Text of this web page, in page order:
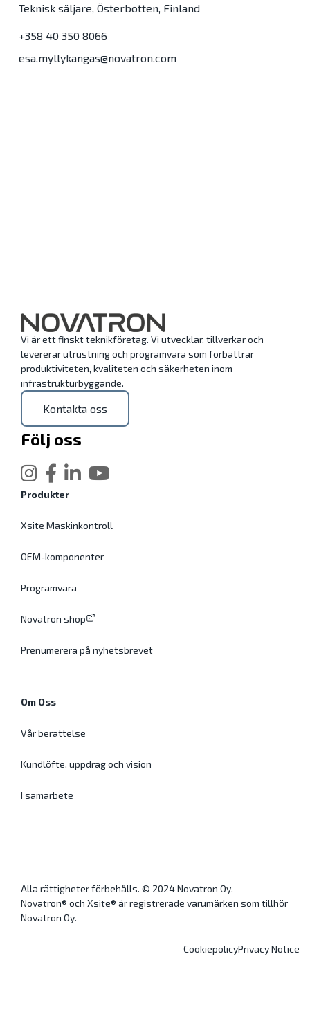
Teknisk säljare, Österbotten, Finland
+358 40 350 8066
esa.myllykangas@novatron.com
Vi är ett finskt teknikföretag. Vi utvecklar, tillverkar och
levererar utrustning och programvara som förbättrar
produktiviteten, kvaliteten och säkerheten inom
infrastrukturbyggande.
Kontakta oss
Följ oss
Produkter
Xsite Maskinkontroll
OEM-komponenter
Programvara
Novatron shop
Prenumerera på nyhetsbrevet
Om Oss
Vår berättelse
Kundlöfte, uppdrag och vision
I samarbete
Alla rättigheter förbehålls. © 2024 Novatron Oy.
Novatron® och Xsite® är registrerade varumärken som tillhör
Novatron Oy.
CookiepolicyPrivacy Notice